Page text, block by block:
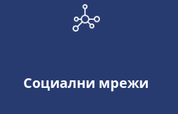
Социални мрежи